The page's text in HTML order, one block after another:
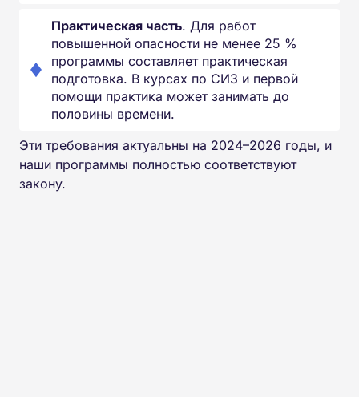
Практическая часть. Для работ
повышенной опасности не менее 25 %
программы составляет практическая
подготовка. В курсах по СИЗ и первой
помощи практика может занимать до
половины времени.
Эти требования актуальны на 2024–2026 годы, и
наши программы полностью соответствуют
закону.